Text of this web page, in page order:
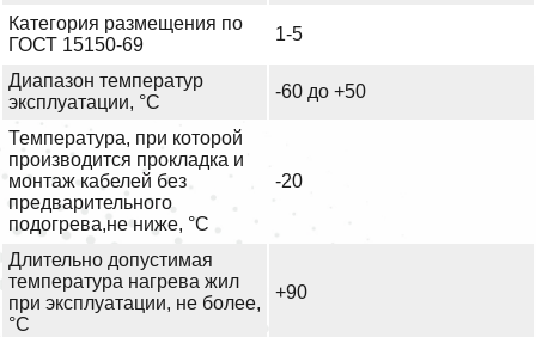
Категория размещения по
ГОСТ 15150-69
1-5
Диапазон температур
эксплуатации, °С
-60 до +50
Температура, при которой
производится прокладка и
монтаж кабелей без
предварительного
подогрева,не ниже, °С
-20
Длительно допустимая
температура нагрева жил
при эксплуатации, не более,
°С
+90